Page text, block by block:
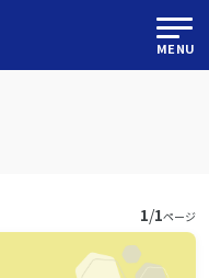
MENU
1/1ページ